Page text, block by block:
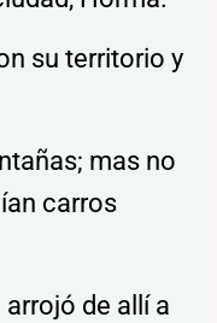
su territorio y
mas no
carros
de allí a